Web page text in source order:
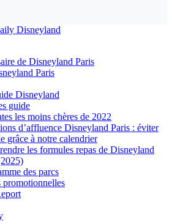
de Disneyland Paris
Paris
Disneyland
guide
les moins chères de 2022
d’affluence Disneyland Paris : éviter
grâce à notre calendrier
les formules repas de Disneyland
des parcs
promotionnelles